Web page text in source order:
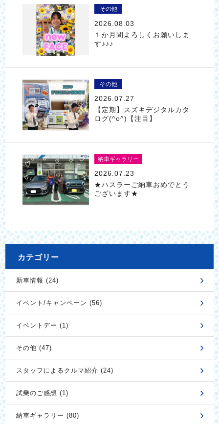
その他
2026.08.03
１か月間よろしくお願いしま
す♪♪♪
その他
2026.07.27
【定期】スズキデジタルカタ
ログ(^o^)【注目】
納車ギャラリー
2026.07.23
★ハスラーご納車おめでとう
ございます★
カテゴリー
新車情報 (24)
イベント/キャンペーン (56)
イベントデー (1)
その他 (47)
スタッフによるクルマ紹介 (24)
試乗のご感想 (1)
納車ギャラリー (80)